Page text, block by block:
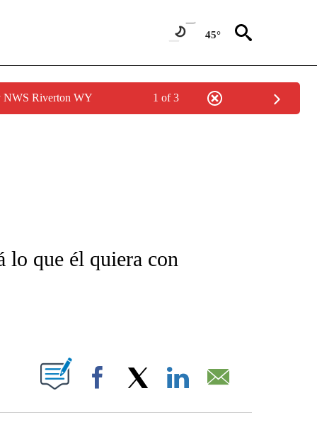
45°
NWS Riverton WY 1 of 3
ABOUT NEW PAGES ON "CNN-SPANISH".
lo que él quiera con
NEW PAGES ON "".
Facebook